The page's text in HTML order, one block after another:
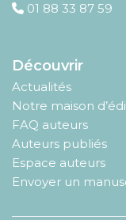
01 88 33 87 59
Découvrir
Actualités
Notre maison
FAQ auteurs
Auteurs publiés
Espace auteurs
Envoyer un